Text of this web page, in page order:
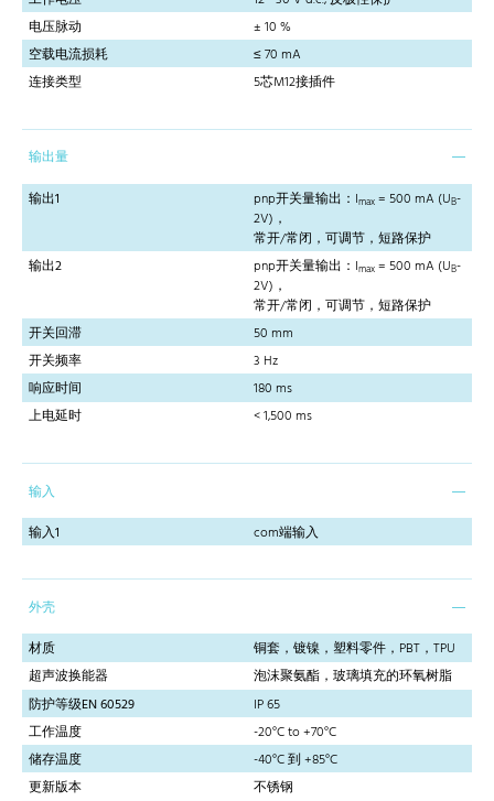
电压脉动
± 10 %
空载电流损耗
≤ 70 mA
连接类型
5芯M12接插件
输出量
输出1
pnp开关量输出：Imax = 500 mA (UB-
2V)，
常开/常闭，可调节，短路保护
输出2
pnp开关量输出：Imax = 500 mA (UB-
2V)，
常开/常闭，可调节，短路保护
开关回滞
50 mm
开关频率
3 Hz
响应时间
180 ms
上电延时
< 1,500 ms
输入
输入1
com端输入
外壳
材质
铜套，镀镍，塑料零件，PBT，TPU
超声波换能器
泡沫聚氨酯，玻璃填充的环氧树脂
防护等级EN 60529
IP 65
工作温度
-20°C to +70°C
储存温度
-40°C 到 +85°C
更新版本
不锈钢